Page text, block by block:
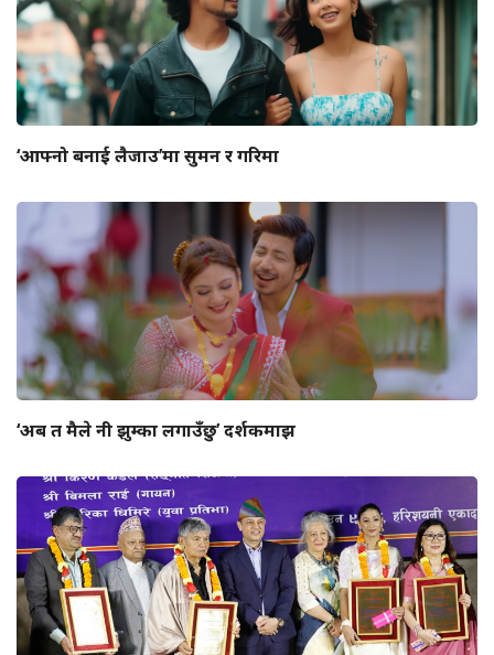
‘आफ्नो बनाई लैजाउ’मा सुमन र गरिमा
‘अब त मैले नी झुम्का लगाउँछु’ दर्शकमाझ